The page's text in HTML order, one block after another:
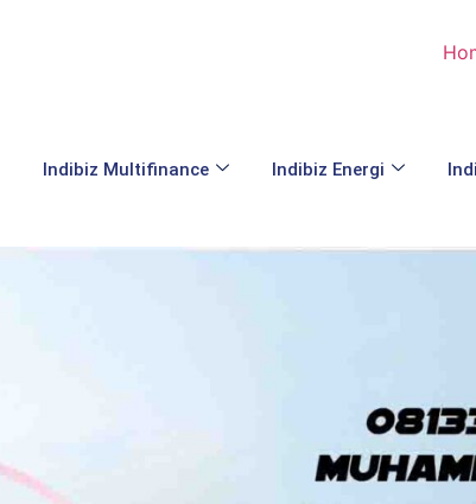
Indibiz Multifinance Indibiz Energi